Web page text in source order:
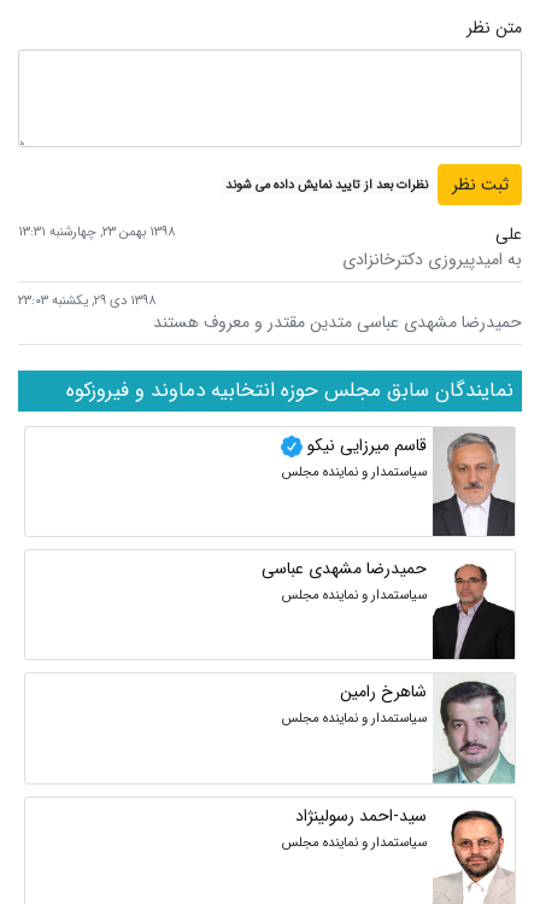
متن نظر
نظرات بعد از تایید نمایش داده می شوند
علی ۱۳۹۸ بهمن ۲۳, چهارشنبه ۱۳:۳۱
به امیدپیروزی دکترخانزادی
۱۳۹۸ دی ۲۹, یکشنبه ۲۳:۰۳
حمیدرضا مشهدی عباسی متدین مقتدر و معروف هستند
نمایندگان سابق مجلس حوزه انتخابیه دماوند و فیروزکوه
قاسم میرزایی نیکو
سیاستمدار و نماینده مجلس
حمیدرضا مشهدی عباسی
سیاستمدار و نماینده مجلس
شاهرخ رامین
سیاستمدار و نماینده مجلس
سید-احمد رسولینژاد
سیاستمدار و نماینده مجلس